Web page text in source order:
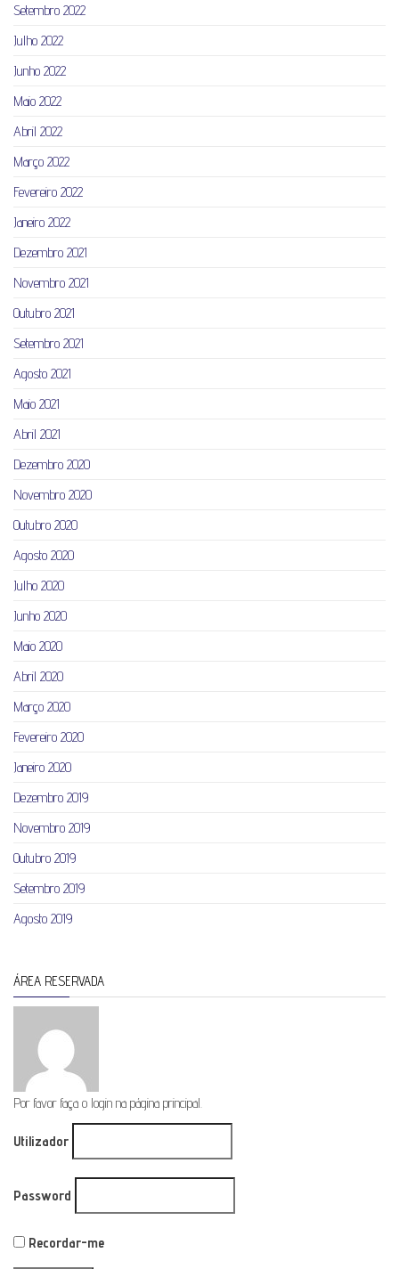
Setembro 2022
Julho 2022
Junho 2022
Maio 2022
Abril 2022
Março 2022
Fevereiro 2022
Janeiro 2022
Dezembro 2021
Novembro 2021
Outubro 2021
Setembro 2021
Agosto 2021
Maio 2021
Abril 2021
Dezembro 2020
Novembro 2020
Outubro 2020
Agosto 2020
Julho 2020
Junho 2020
Maio 2020
Abril 2020
Março 2020
Fevereiro 2020
Janeiro 2020
Dezembro 2019
Novembro 2019
Outubro 2019
Setembro 2019
Agosto 2019
ÁREA RESERVADA
Por favor faça o login na página principal.
Utilizador
Password
Recordar-me